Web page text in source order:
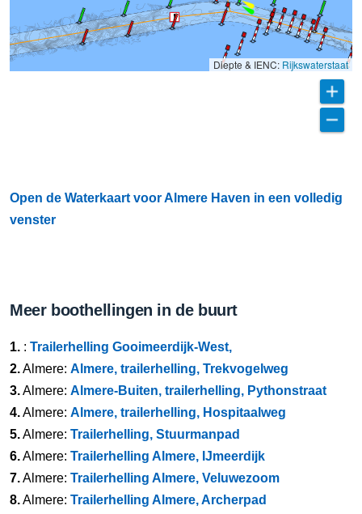
Diepte & IENC: Rijkswaterstaat
Open de Waterkaart voor Almere Haven in een volledig
venster
Meer boothellingen in de buurt
1. : Trailerhelling Gooimeerdijk-West,
2.Almere: Almere, trailerhelling, Trekvogelweg
3.Almere: Almere-Buiten, trailerhelling, Pythonstraat
4.Almere: Almere, trailerhelling, Hospitaalweg
5.Almere: Trailerhelling, Stuurmanpad
6.Almere: Trailerhelling Almere, IJmeerdijk
7.Almere: Trailerhelling Almere, Veluwezoom
8.Almere: Trailerhelling Almere, Archerpad